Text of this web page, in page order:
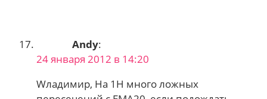
Andy:
24 января 2012 в 14:20
Wладимир, На 1Н много ложных